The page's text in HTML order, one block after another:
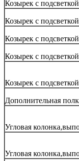
Козырек с
Козырек с
Козырек с
Козырек с
Козырек с
Дополнительная
Угловая
Угловая